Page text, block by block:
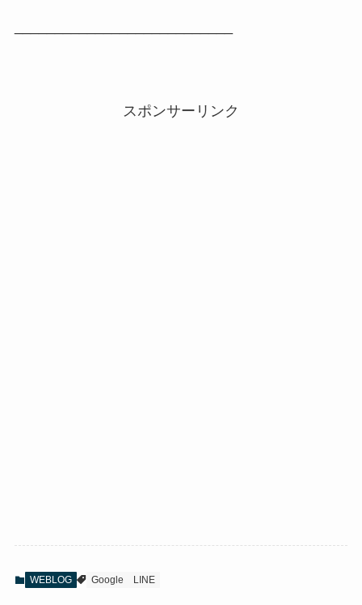
スポンサーリンク
WEBLOG Google LINE